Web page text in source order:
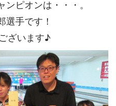
ピオンは・・・。
手です！
ざいます♪